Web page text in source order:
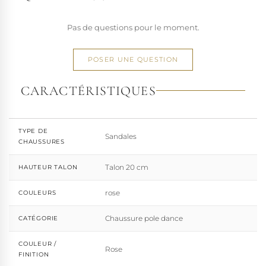
Pas de questions pour le moment.
POSER UNE QUESTION
CARACTÉRISTIQUES
TYPE DE
CHAUSSURES
Sandales
HAUTEUR TALON Talon 20 cm
COULEURS rose
CATÉGORIE Chaussure pole dance
COULEUR /
FINITION
Rose